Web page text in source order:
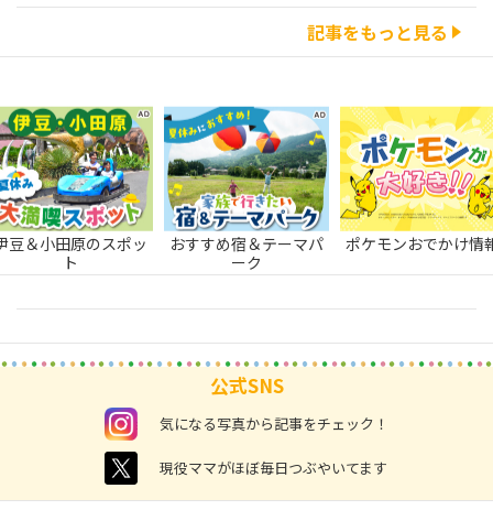
記事をもっと見る
豆＆小田原のスポッ
ト
おすすめ宿＆テーマパ
ーク
ポケモンおでかけ情
公式SNS
instagram 気になる写真から記事をチェック！
twitter 現役ママがほぼ毎日つぶやいてます